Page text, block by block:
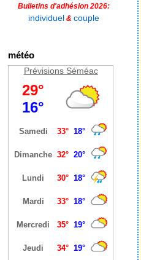
Bulletins d'adhésion 2026:
individuel & couple
météo
Prévisions Séméac